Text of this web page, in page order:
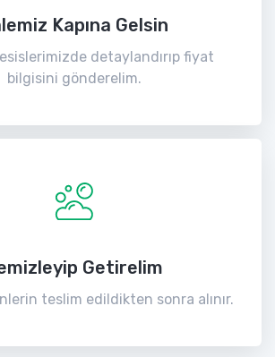
Kapına Gelsin
detaylandırıp fiyat
bilgisini gönderelim.
Getirelim
teslim edildikten sonra alınır.